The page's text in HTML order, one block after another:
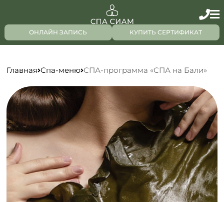
ОНЛАЙН ЗАПИСЬ КУПИТЬ СЕРТИФИКАТ
Главная Спа-меню СПА-программа «СПА на Бали»